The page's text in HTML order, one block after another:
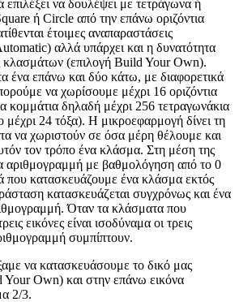
να δουλέψει με τετράγωνα ή
ή Circle από την επάνω οριζόντια
έτοιμες αναπαραστάσεις
αλλά υπάρχει και η δυνατότητα
κλασμάτων (επιλογή Build Your Own).
ένα επάνω και δύο κάτω, με διαφορετικά
να χωρίσουμε μέχρι 16 οριζόντια
κομμάτια δηλαδή μέχρι 256 τετραγωνάκια
μέχρι 24 τόξα). Η μικροεφαρμογή δίνει τη
να χωριστούν σε όσα μέρη θέλουμε και
τον τρόπο ένα κλάσμα. Στη μέση της
αριθμογραμμή με βαθμολόγηση από το 0
που κατασκευάζουμε ένα κλάσμα εκτός
κατασκευάζεται συγχρόνως και ένα
Όταν τα κλάσματα που
εικόνες είναι ισοδύναμα οι τρεις
συμπίπτουν.
να κατασκευάσουμε το δικό μας
Own) και στην επάνω εικόνα
2/3.